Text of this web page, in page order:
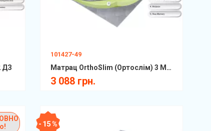
ДЗ
101427-49
Матрац OrthoSlim (Ортослім) 3 Memory ДЗ
3 088 грн.
- 15 %